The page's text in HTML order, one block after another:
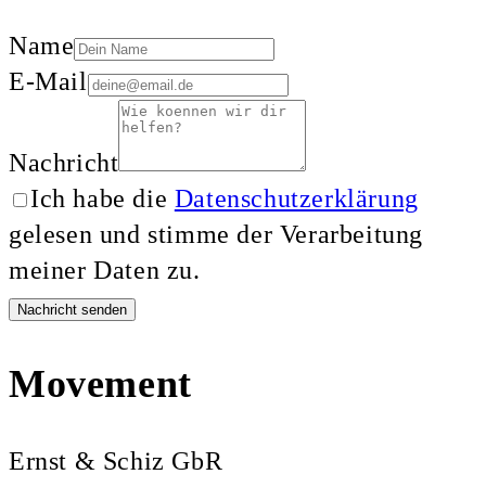
Name
E-Mail
Nachricht
Ich habe die Datenschutzerklärung
gelesen und stimme der Verarbeitung
meiner Daten zu.
Nachricht senden
Movement
Ernst & Schiz GbR